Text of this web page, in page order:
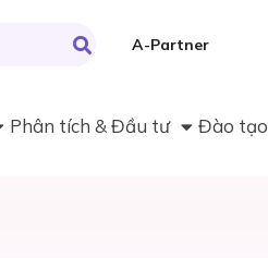
A-Partner
Phân tích & Đầu tư Đào tạo